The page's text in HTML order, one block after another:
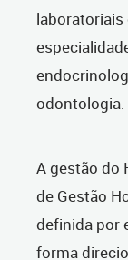
laboratoriais
odontologia.
A gestão do
de Gestão
definida por
forma